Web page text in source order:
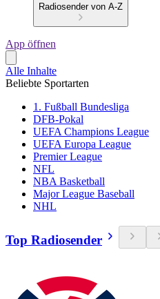
Radiosender von A-Z
App öffnen
Alle Inhalte
Beliebte Sportarten
1. Fußball Bundesliga
DFB-Pokal
UEFA Champions League
UEFA Europa League
Premier League
NFL
NBA Basketball
Major League Baseball
NHL
Top Radiosender